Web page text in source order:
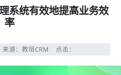
系统有效地提高业务效
率
来源：教培CRM 点击：